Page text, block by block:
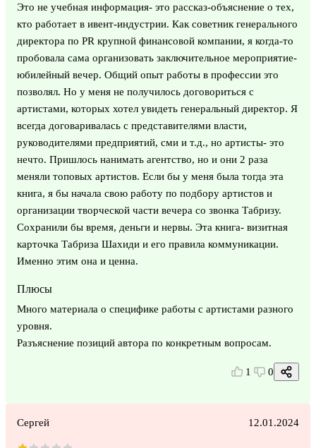
Это не учебная информация- это рассказ-объяснение о тех,
кто работает в ивент-индустрии. Как советник генерального
директора по PR крупной финансовой компании, я когда-то
пробовала сама организовать заключительное мероприятие-
юбилейный вечер. Общий опыт работы в профессии это
позволял. Но у меня не получилось договориться с
артистами, которых хотел увидеть генеральный директор. Я
всегда договаривалась с представителями власти,
руководителями предприятий, сми и т.д., но артисты- это
нечто. Пришлось нанимать агентство, но и они 2 раза
меняли топовых артистов. Если бы у меня была тогда эта
книга, я бы начала свою работу по подбору артистов и
организации творческой части вечера со звонка Табризу.
Сохранили бы время, деньги и нервы. Эта книга- визитная
карточка Табриза Шахиди и его правила коммуникации.
Именно этим она и ценна.
Плюсы
Много материала о специфике работы с артистами разного
уровня.
Разъяснение позиций автора по конкретным вопросам.
1 0
Сергей 12.01.2024